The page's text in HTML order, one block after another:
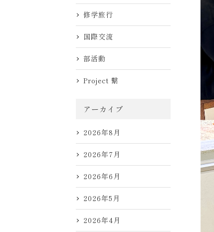
修学旅行
国際交流
部活動
Project 繋
アーカイブ
2026年8月
2026年7月
2026年6月
2026年5月
2026年4月